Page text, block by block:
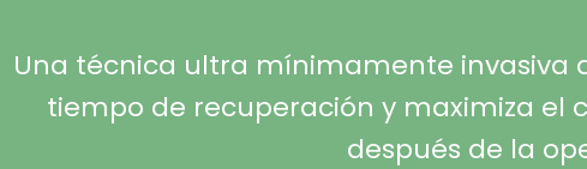
Una técnica ultra mínimamente invasiva
tiempo de recuperación y maximiza el
después de la